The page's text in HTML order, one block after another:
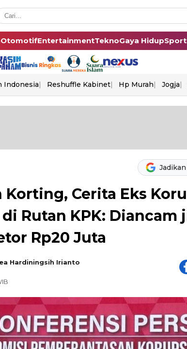
OtomotifEntertainmentTeknoGaya HidupSport
Indonesia Reshuffle Kabinet Hp Murah Jogja
Cerita Eks
Rutan KPK: Diancam
Rp20 Juta
Hardiningsih Irianto